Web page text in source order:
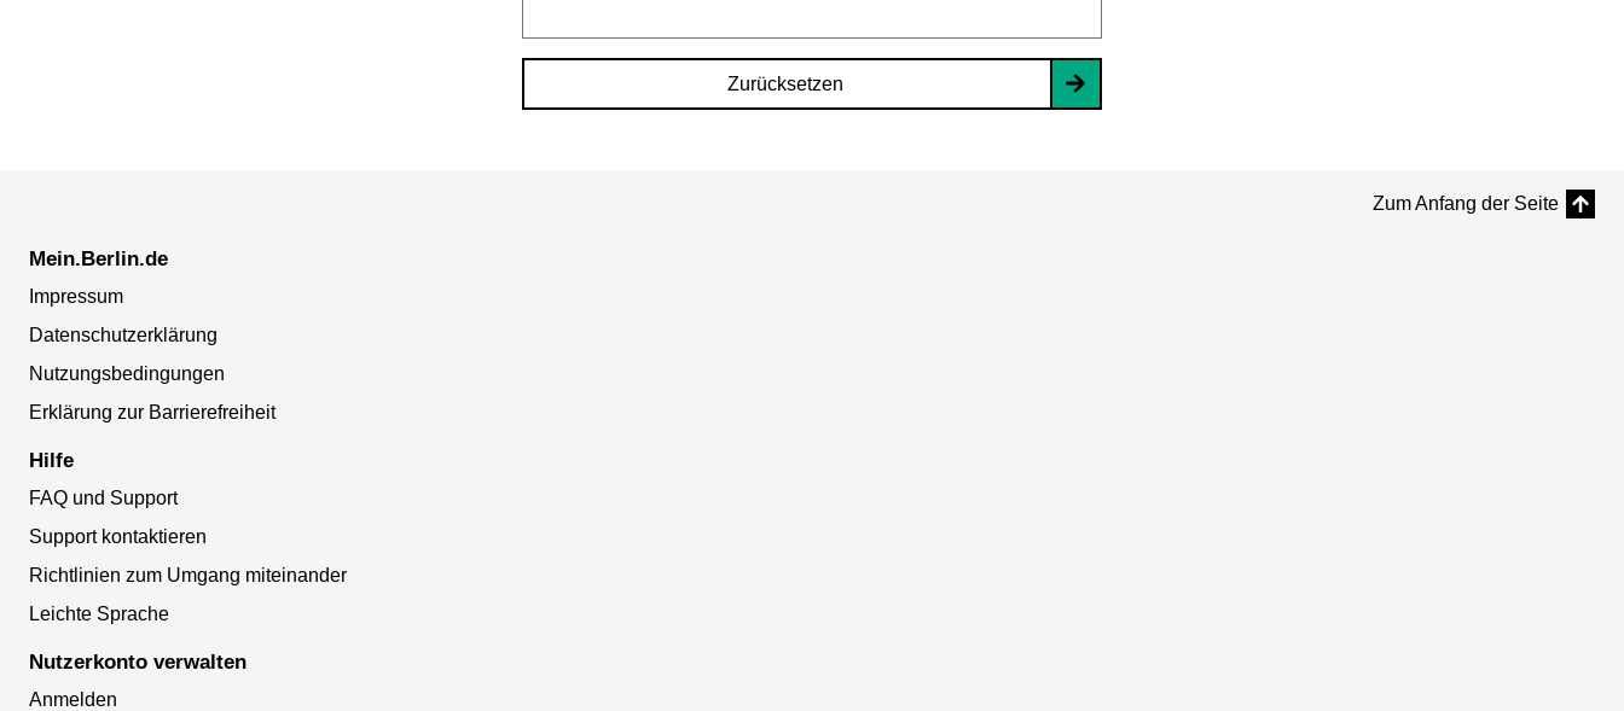
Zurücksetzen
Zum Anfang der Seite
Mein.Berlin.de
Impressum
Datenschutzerklärung
Nutzungsbedingungen
Erklärung zur Barrierefreiheit
Hilfe
FAQ und Support
Support kontaktieren
Richtlinien zum Umgang miteinander
Leichte Sprache
Nutzerkonto verwalten
Anmelden